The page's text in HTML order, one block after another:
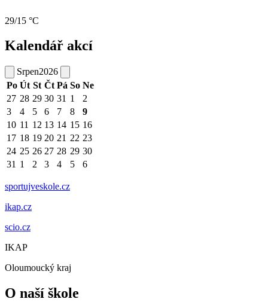
29/15 °C
Kalendář akcí
Srpen2026
Po Út St Čt Pá So Ne
27 28 29 30 31 1
2
3
4 5 6 7 8
9
10 11 12 13 14 15 16
17 18 19 20 21 22 23
24 25 26 27 28 29 30
31 1 2 3 4 5 6
sportujveskole.cz
ikap.cz
scio.cz
IKAP
Oloumoucký kraj
O naší škole